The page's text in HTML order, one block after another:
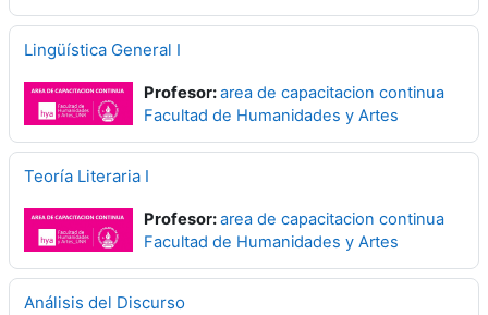
Lingüística General I
Profesor:area de capacitacion continua
Facultad de Humanidades y Artes
Teoría Literaria I
Profesor:area de capacitacion continua
Facultad de Humanidades y Artes
Análisis del Discurso